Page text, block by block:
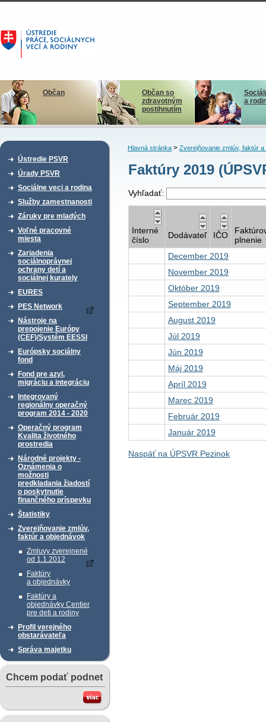
Občan
Občan so
zdravotným
postihnutím
a
Ústredie PSVR
Úrady PSVR
Sociálne veci a rodina
Služby zamestnanosti
Záruky pre mladých
Voľné pracovné
miesta
Zariadenia
sociálnoprávnej
ochrany detí a
sociálnej kurately
EURES
PES Network
Nástroje na
prepojenie Európy
(CEF)/Systém EESSI
Európsky sociálny
fond
Fond pre azyl,
migráciu a integráciu
Integrovaný
regionálny operačný
program 2014 - 2020
Operačný program
Kvalita životného
prostredia
Národné projekty -
Oznámenia o
možnosti
predkladania žiadostí
o poskytnutie
finančného príspevku
Štatistiky
Zverejňovanie zmlúv,
faktúr a objednávok
Zmluvy zverejnené
od 1.1.2012
Faktúry
a objednávky
Faktúry a
objednávky Centier
pre deti a rodiny
Profil verejného
obstarávateľa
Správa majetku
Chcem podať podnet
Hlavná stránka> Zverejňovanie zmlúv, faktúr a
Faktúry 2019
Vyhľadať:
Interné
číslo
Dodávateľ IČO
plnenie
December 2019
November 2019
Október 2019
September 2019
August 2019
Júl 2019
Jún 2019
Máj 2019
Apríl 2019
Marec 2019
Február 2019
Január 2019
Naspäť na ÚPSVR Pezinok